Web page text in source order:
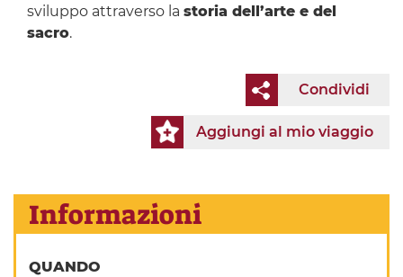
sviluppo attraverso la storia dell’arte e del
sacro.
Condividi
Aggiungi al mio viaggio
Informazioni
QUANDO